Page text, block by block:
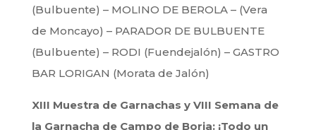
(Bulbuente) – MOLINO DE BEROLA – (Vera
de Moncayo) – PARADOR DE BULBUENTE
(Bulbuente) – RODI (Fuendejalón) – GASTRO
BAR LORIGAN (Morata de Jalón)
XIII Muestra de Garnachas y VIII Semana de
la Garnacha de Campo de Borja: ¡Todo un